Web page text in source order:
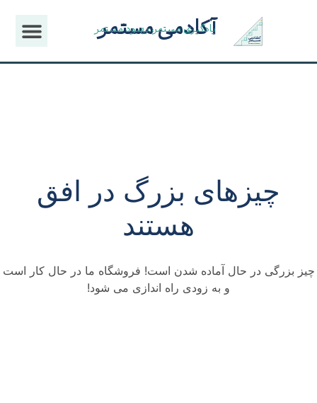
آکادمی مستمر
یادگیری مستمر، بهبود مستمر
چیزهای بزرگ در افق
هستند
چیز بزرگی در حال آماده شدن است! فروشگاه ما در حال کار است
و به زودی راه اندازی می شود!